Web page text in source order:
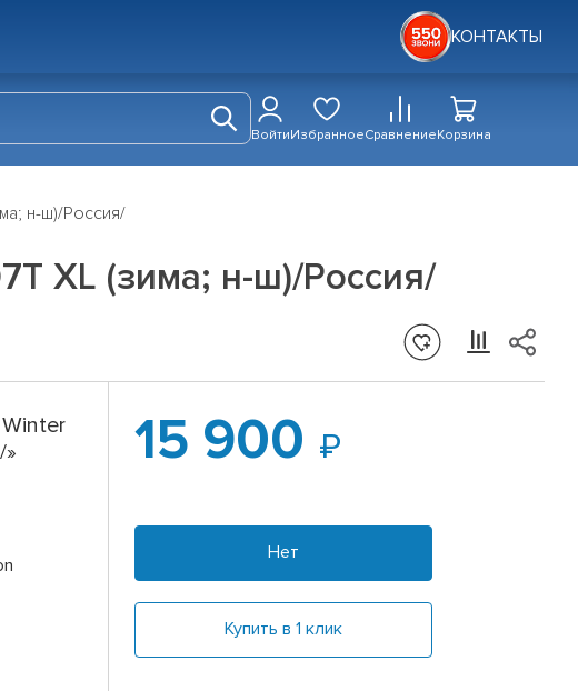
КОНТАКТЫ
ВойтиИзбранноеСравнениеКорзина
н-ш)/Россия/
XL (зима; н-ш)/Россия/
15 900
Нет
Купить в 1 клик